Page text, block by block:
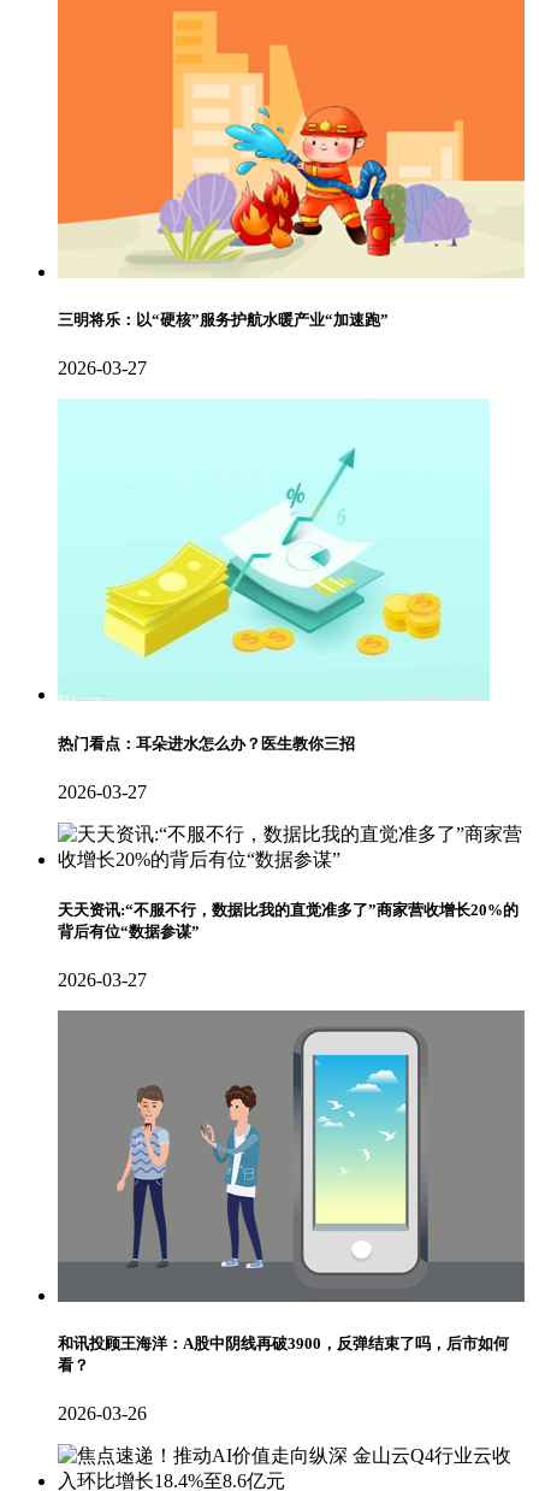
三明将乐：以“硬核”服务护航水暖产业“加速跑”
2026-03-27
热门看点：耳朵进水怎么办？医生教你三招
2026-03-27
天天资讯:“不服不行，数据比我的直觉准多了”商家营收增长20%的
背后有位“数据参谋”
2026-03-27
和讯投顾王海洋：A股中阴线再破3900，反弹结束了吗，后市如何
看？
2026-03-26